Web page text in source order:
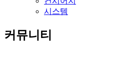
시스템
커뮤니티